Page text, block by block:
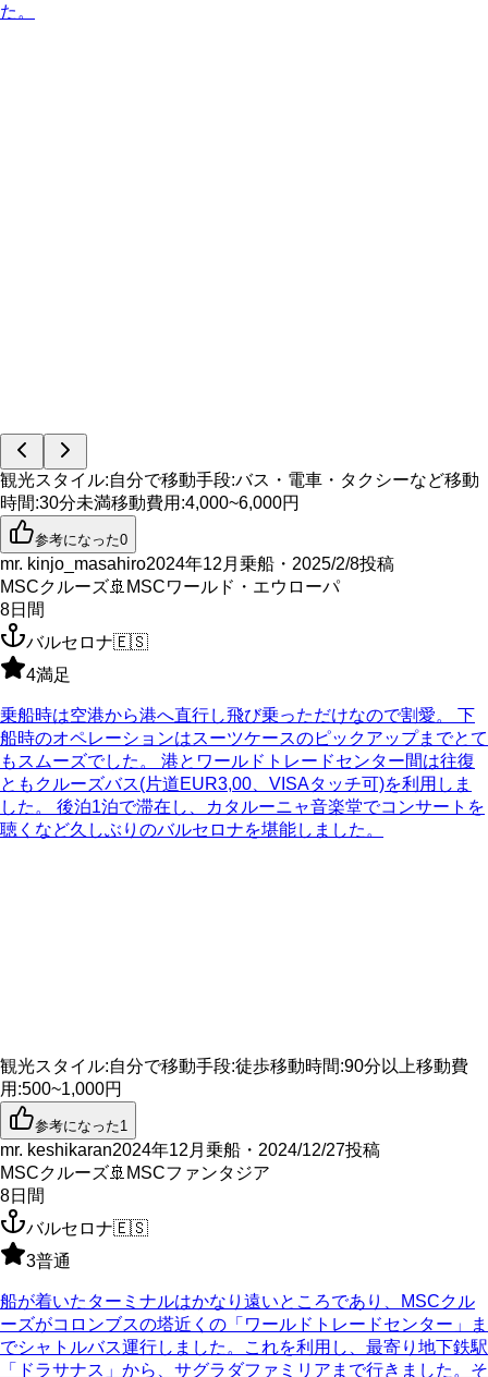
た。
観光スタイル:自分で移動手段:バス・電車・タクシーなど移動
時間:30分未満移動費用 :4,000~6,000円
参考になった0
mr. kinjo_masahiro2024年12月乗船・2025/2/8投稿
MSCクルーズ🚢 MSCワールド・エウローパ
8日間
バルセロナ🇪🇸
4満足
乗船時は空港から港へ直行し飛び乗っただけなので割愛。 下
船時のオペレーションはスーツケースのピックアップまでとて
もスムーズでした。 港とワールドトレードセンター間は往復
ともクルーズバス(片道EUR3,00、VISAタッチ可)を利用しま
した。 後泊1泊で滞在し、カタルーニャ音楽堂でコンサートを
聴くなど久しぶりのバルセロナを堪能しました。
観光スタイル:自分で移動手段:徒歩移動時間:90分以上移動費
用 :500~1,000円
参考になった1
mr. keshikaran2024年12月乗船・2024/12/27投稿
MSCクルーズ🚢 MSCファンタジア
8日間
バルセロナ🇪🇸
3普通
船が着いたターミナルはかなり遠いところであり、MSCクル
ーズがコロンブスの塔近くの「ワールドトレードセンター」ま
でシャトルバス運行しました。これを利用し、最寄り地下鉄駅
「ドラサナス」から、サグラダファミリアまで行きました。そ